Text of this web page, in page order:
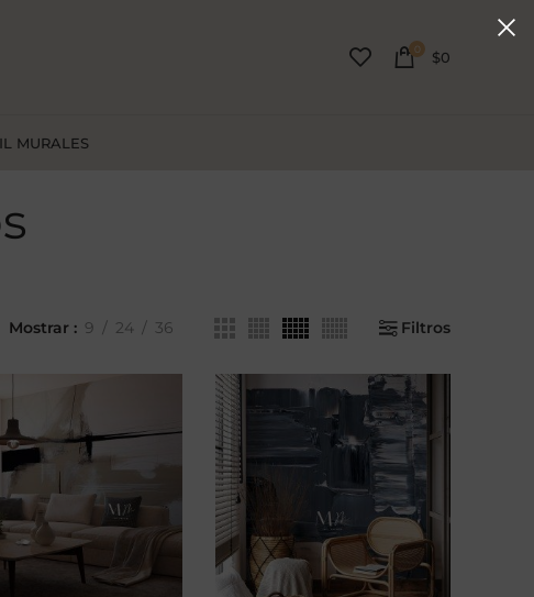
0 $0
MURALES
Mostrar 9 24 36 Filtros